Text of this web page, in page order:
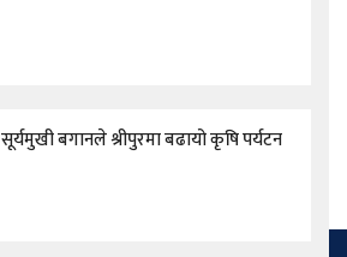
सूर्यमुखी बगानले श्रीपुरमा बढायो कृषि पर्यटन